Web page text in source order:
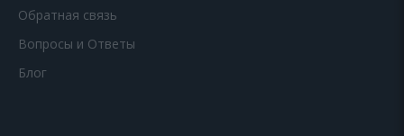
Обратная связь
Вопросы и Ответы
Блог